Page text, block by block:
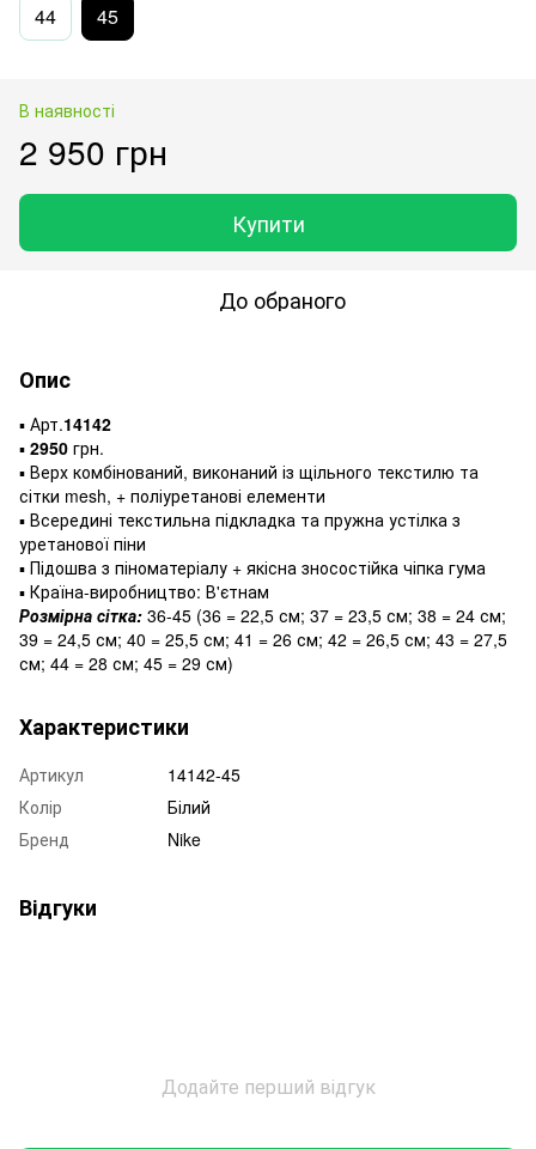
44 45
В наявності
2 950 грн
Купити
До обраного
Опис
▪️ Арт.14142
▪️ 2950 грн.
▪️ Верх комбінований, виконаний із щільного текстилю та
сітки mesh, + поліуретанові елементи
▪️ Всередині текстильна підкладка та пружна устілка з
уретанової піни
▪️ Підошва з піноматеріалу + якісна зносостійка чіпка гума
▪️ Країна-виробництво: В'єтнам
Розмірна сітка: 36-45 (36 = 22,5 см; 37 = 23,5 см; 38 = 24 см;
39 = 24,5 см; 40 = 25,5 см; 41 = 26 см; 42 = 26,5 см; 43 = 27,5
см; 44 = 28 см; 45 = 29 см)
Характеристики
Артикул
14142-45
Колір
Білий
Бренд
Nike
Відгуки
Додайте перший відгук